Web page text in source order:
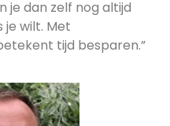
je dan zelf nog altijd
je wilt. Met
tijd besparen.”